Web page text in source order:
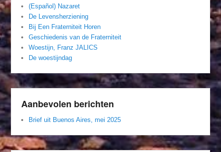
(Español) Nazaret
De Levensherziening
Bij Een Fraterniteit Horen
Geschiedenis van de Fraterniteit
Woestijn, Franz JALICS
De woestijndag
Aanbevolen berichten
Brief uit Buenos Aires, mei 2025